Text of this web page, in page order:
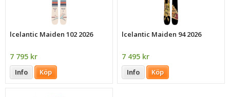
lcelantic Maiden 102 2026
7 795 kr
Info Köp
lcelantic Maiden 94 2026
7 495 kr
Info Köp